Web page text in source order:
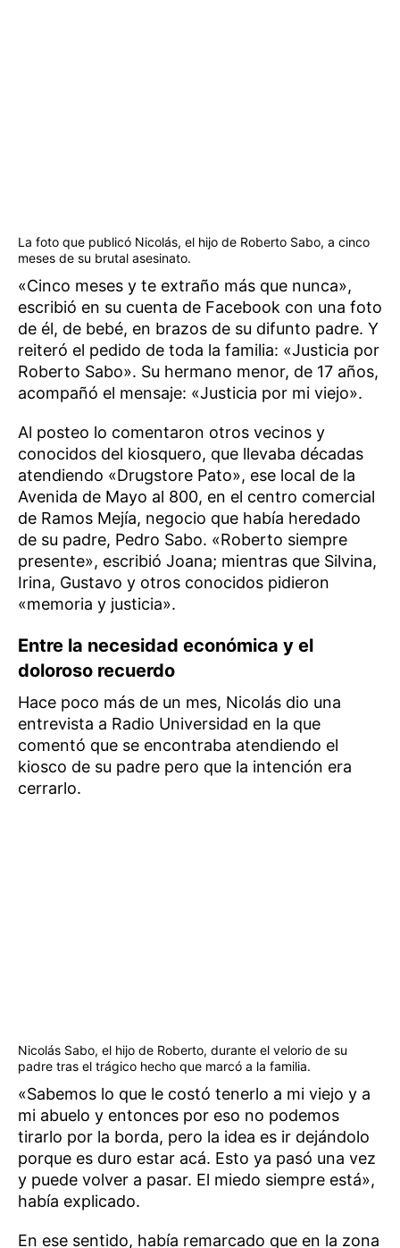
La foto que publicó Nicolás, el hijo de Roberto Sabo, a cinco
meses de su brutal asesinato.
«Cinco meses y te extraño más que nunca»,
escribió en su cuenta de Facebook con una foto
de él, de bebé, en brazos de su difunto padre. Y
reiteró el pedido de toda la familia: «Justicia por
Roberto Sabo». Su hermano menor, de 17 años,
acompañó el mensaje: «Justicia por mi viejo».
Al posteo lo comentaron otros vecinos y
conocidos del kiosquero, que llevaba décadas
atendiendo «Drugstore Pato», ese local de la
Avenida de Mayo al 800, en el centro comercial
de Ramos Mejía, negocio que había heredado
de su padre, Pedro Sabo. «Roberto siempre
presente», escribió Joana; mientras que Silvina,
Irina, Gustavo y otros conocidos pidieron
«memoria y justicia».
Entre la necesidad económica y el
doloroso recuerdo
Hace poco más de un mes, Nicolás dio una
entrevista a Radio Universidad en la que
comentó que se encontraba atendiendo el
kiosco de su padre pero que la intención era
cerrarlo.
Nicolás Sabo, el hijo de Roberto, durante el velorio de su
padre tras el trágico hecho que marcó a la familia.
«Sabemos lo que le costó tenerlo a mi viejo y a
mi abuelo y entonces por eso no podemos
tirarlo por la borda, pero la idea es ir dejándolo
porque es duro estar acá. Esto ya pasó una vez
y puede volver a pasar. El miedo siempre está»,
había explicado.
En ese sentido, había remarcado que en la zona